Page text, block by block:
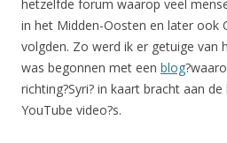
hetzelfde forum waarop veel
in het Midden-Oosten en later ook
volgden. Zo werd ik er getuige van
was begonnen met een blog
richting?Syri? in kaart bracht aan
YouTube video?s.